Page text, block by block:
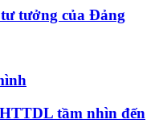
tưởng của Đảng
tầm nhìn đến